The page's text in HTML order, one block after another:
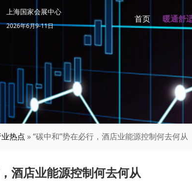
上海国家会展中心
2026年6月9-11日
首页 暖通舒
热点 » “碳中和”势在必行，酒店业能源控制何去何从
酒店业能源控制何去何从